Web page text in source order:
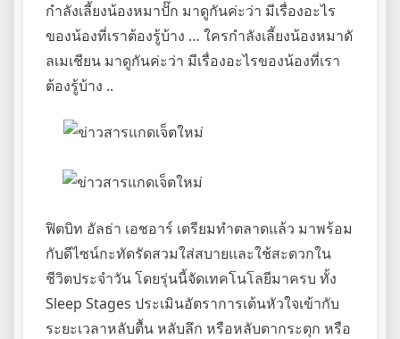
กำลังเลี้ยงน้องหมาปั๊ก มาดูกันค่ะว่า มีเรื่องอะไร
ของน้องที่เราต้องรู้บ้าง … ใครกำลังเลี้ยงน้องหมาดั
ลเมเชียน มาดูกันค่ะว่า มีเรื่องอะไรของน้องที่เรา
ต้องรู้บ้าง ..
ฟิตบิท อัลธ่า เอชอาร์ เตรียมทำตลาดแล้ว มาพร้อม
กับดีไซน์กะทัดรัดสวมใส่สบายและใช้สะดวกใน
ชีวิตประจำวัน โดยรุ่นนี้จัดเทคโนโลยีมาครบ ทั้ง
Sleep Stages ประเมินอัตราการเต้นหัวใจเข้ากับ
ระยะเวลาหลับตื้น หลับลึก หรือหลับตากระตุก หรือ